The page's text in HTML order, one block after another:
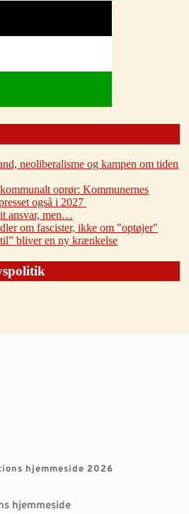
neoliberalisme og kampen om tiden
oprør: Kommunernes
også i 2027
ansvar, men…
om fascister, ikke om "optøjer"
bliver en ny krænkelse
hjemmeside 2026
hjemmeside